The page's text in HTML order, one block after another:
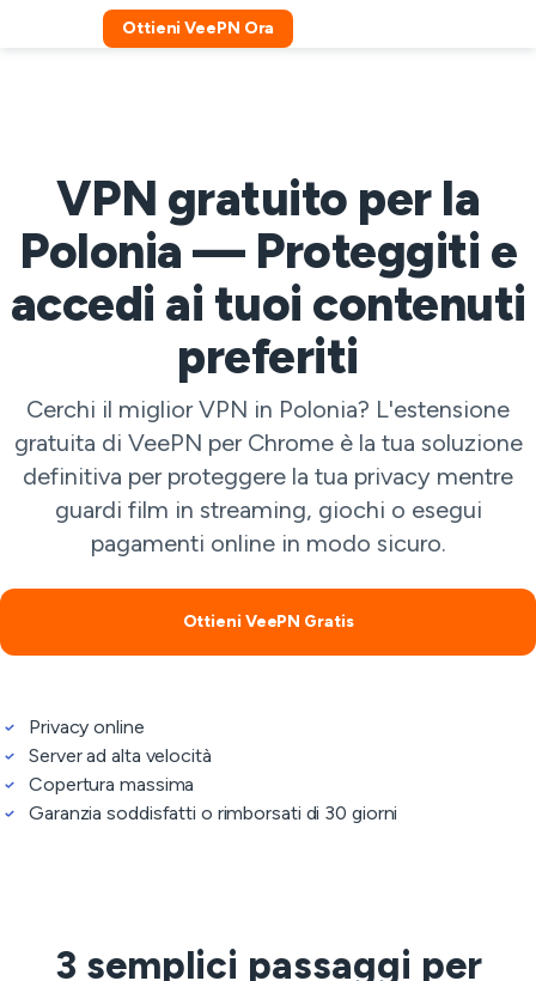
Ottieni VeePN Ora
VPN gratuito per la
Polonia — Proteggiti e
accedi ai tuoi contenuti
preferiti
Cerchi il miglior VPN in Polonia? L'estensione
gratuita di VeePN per Chrome è la tua soluzione
definitiva per proteggere la tua privacy mentre
guardi film in streaming, giochi o esegui
pagamenti online in modo sicuro.
Ottieni VeePN Gratis
Privacy online
Server ad alta velocità
Copertura massima
Garanzia soddisfatti o rimborsati di 30 giorni
3 semplici passaggi per